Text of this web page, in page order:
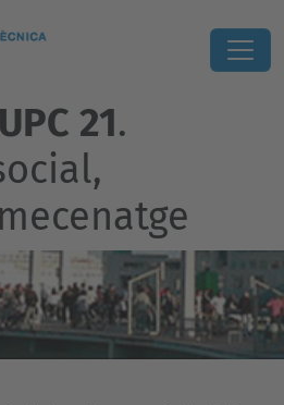
21.